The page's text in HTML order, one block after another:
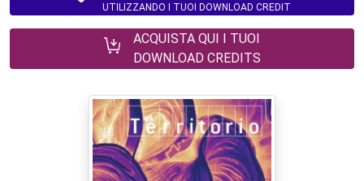
UTILIZZANDO I TUOI DOWNLOAD CREDIT
ACQUISTA QUI I TUOI
DOWNLOAD CREDITS